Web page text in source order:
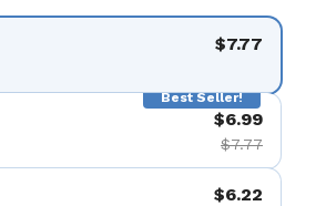
$7.77
Best Seller!
$6.99
$7.77
$6.22